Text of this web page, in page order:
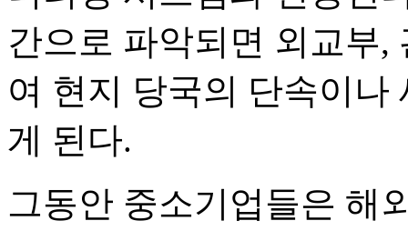
간으로 파악되면 외교부,
여 현지 당국의 단속이나
게 된다.
그동안 중소기업들은 해